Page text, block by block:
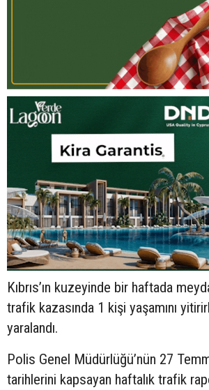
Kıbrıs’ın kuzeyinde bir haftada
trafik kazasında 1 kişi yaşamını
yaralandı.
Polis Genel Müdürlüğü’nün 27
tarihlerini kapsayan haftalık trafik